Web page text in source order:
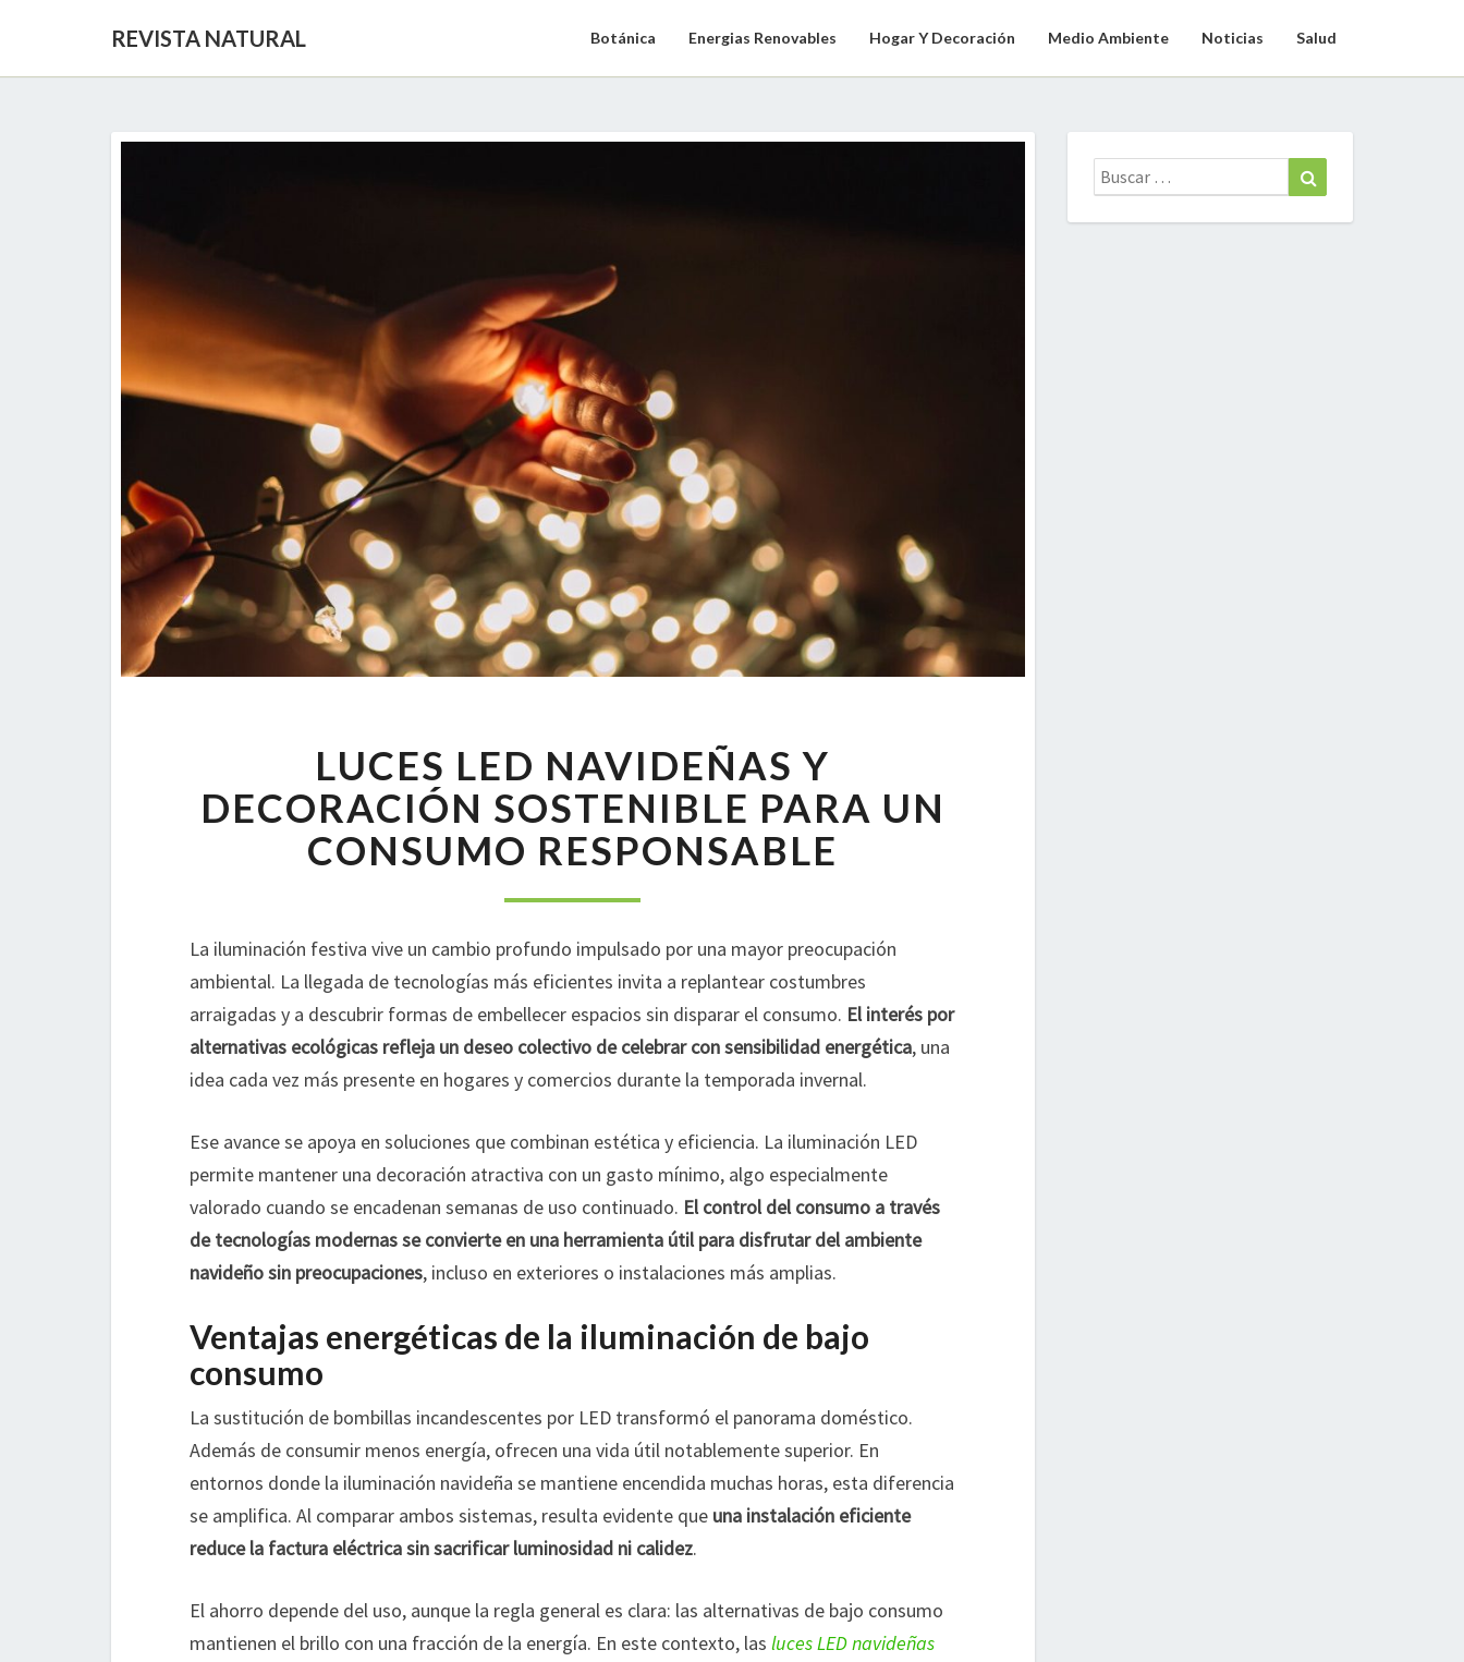
REVISTA NATURAL Botánica Energias Renovables Hogar Y Decoración Medio Ambiente Noticias Salud
LED
NAVIDEÑAS
DECORACIÓN
SOSTENIBLE
PARA
CONSUMO
RESPONSABLE
LUCES LED NAVIDEÑAS Y
DECORACIÓN SOSTENIBLE PARA UN
CONSUMO RESPONSABLE
La iluminación festiva vive un cambio profundo impulsado por una mayor preocupación
ambiental. La llegada de tecnologías más eficientes invita a replantear costumbres
arraigadas y a descubrir formas de embellecer espacios sin disparar el consumo. El interés por
alternativas ecológicas refleja un deseo colectivo de celebrar con sensibilidad energética, una
idea cada vez más presente en hogares y comercios durante la temporada invernal.
Ese avance se apoya en soluciones que combinan estética y eficiencia. La iluminación LED
permite mantener una decoración atractiva con un gasto mínimo, algo especialmente
valorado cuando se encadenan semanas de uso continuado. El control del consumo a través
de tecnologías modernas se convierte en una herramienta útil para disfrutar del ambiente
navideño sin preocupaciones, incluso en exteriores o instalaciones más amplias.
Ventajas energéticas de la iluminación de bajo
consumo
La sustitución de bombillas incandescentes por LED transformó el panorama doméstico.
Además de consumir menos energía, ofrecen una vida útil notablemente superior. En
entornos donde la iluminación navideña se mantiene encendida muchas horas, esta diferencia
se amplifica. Al comparar ambos sistemas, resulta evidente que una instalación eficiente
reduce la factura eléctrica sin sacrificar luminosidad ni calidez.
El ahorro depende del uso, aunque la regla general es clara: las alternativas de bajo consumo
mantienen el brillo con una fracción de la energía. En este contexto, las luces LED navideñas
Buscar: